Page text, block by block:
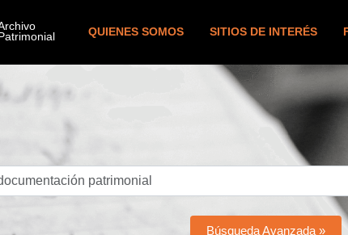
QUIENES SOMOS SITIOS DE INTERÉS
Búsqueda Avanzada »